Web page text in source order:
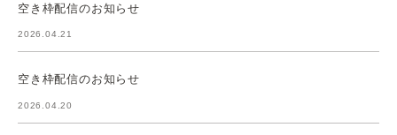
空き枠配信のお知らせ
2026.04.21
空き枠配信のお知らせ
2026.04.20